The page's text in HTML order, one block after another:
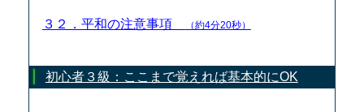
３２．平和の注意事項 （約4分20秒）
初心者３級：ここまで覚えれば基本的にOK